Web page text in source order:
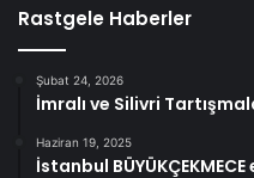
Rastgele Haberler
Şubat 24, 2026
İmralı ve Silivri
Haziran 19, 2025
İstanbul